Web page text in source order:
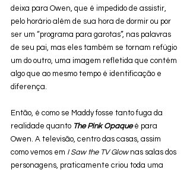
deixa para Owen, que é impedido de assistir,
pelo horário além de sua hora de dormir ou por
ser um “programa para garotas”, nas palavras
de seu pai, mas eles também se tornam refúgio
um do outro, uma imagem refletida que contém
algo que ao mesmo tempo é identificação e
diferença.
Então, é como se Maddy fosse tanto fuga da
realidade quanto The Pink Opaque é para
Owen. A televisão, centro das casas, assim
como vemos em I Saw the TV Glow nas salas dos
personagens, praticamente criou toda uma